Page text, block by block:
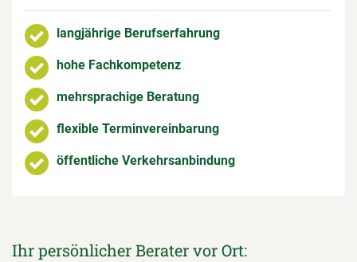
langjährige Berufserfahrung
hohe Fachkompetenz
mehrsprachige Beratung
flexible Terminvereinbarung
öffentliche Verkehrsanbindung
Ihr persönlicher Berater vor Ort: